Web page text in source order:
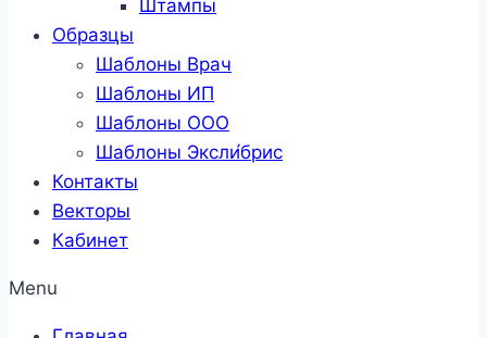
Штампы
Образцы
Шаблоны Врач
Шаблоны ИП
Шаблоны ООО
Шаблоны Эксли́брис
Контакты
Векторы
Кабинет
Menu